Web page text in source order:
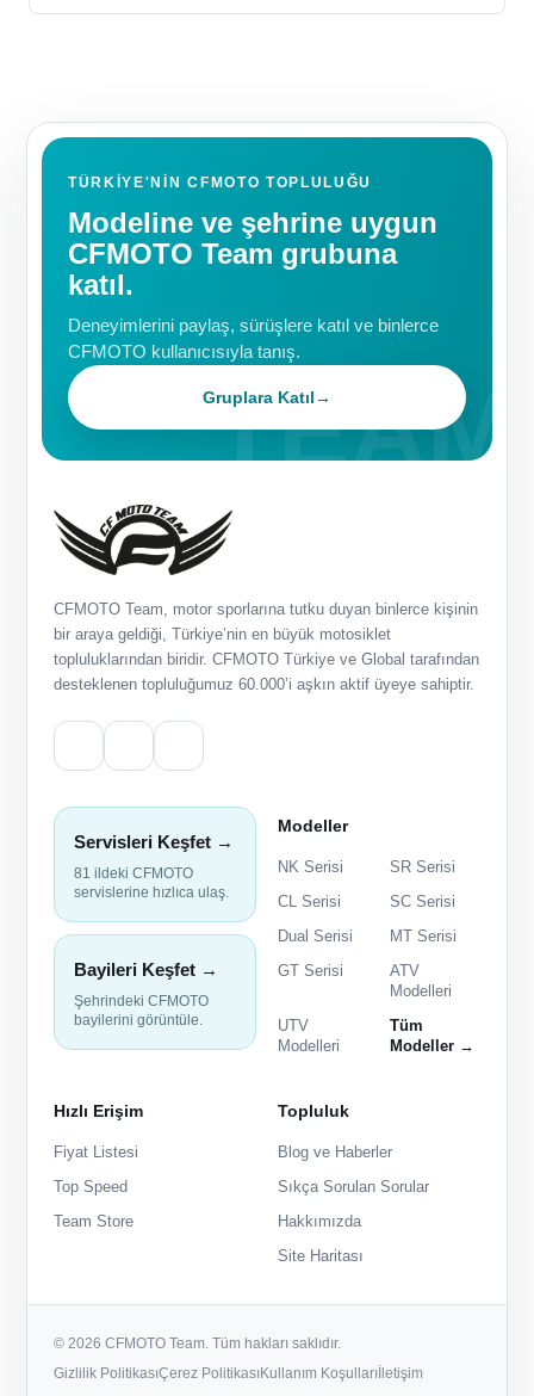
TÜRKIYE'NIN CFMOTO TOPLULUĞU
Modeline ve şehrine uygun
CFMOTO Team grubuna
katıl.
Deneyimlerini paylaş, sürüşlere katıl ve binlerce
CFMOTO kullanıcısıyla tanış.
Gruplara Katıl→
CFMOTO Team, motor sporlarına tutku duyan binlerce kişinin
bir araya geldiği, Türkiye’nin en büyük motosiklet
topluluklarından biridir. CFMOTO Türkiye ve Global tarafından
desteklenen topluluğumuz 60.000’i aşkın aktif üyeye sahiptir.
Servisleri Keşfet →
81 ildeki CFMOTO
servislerine hızlıca ulaş.
Bayileri Keşfet →
Şehrindeki CFMOTO
bayilerini görüntüle.
Modeller
NK Serisi
SR Serisi
CL Serisi
SC Serisi
Dual Serisi
MT Serisi
GT Serisi
ATV
Modelleri
UTV
Modelleri
Tüm
Modeller →
Hızlı Erişim
Fiyat Listesi
Top Speed
Team Store
Topluluk
Blog ve Haberler
Sıkça Sorulan Sorular
Hakkımızda
Site Haritası
© 2026 CFMOTO Team. Tüm hakları saklıdır.
Gizlilik PolitikasıÇerez PolitikasıKullanım Koşulları İletişim